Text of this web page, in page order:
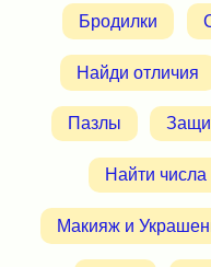
Бродилки
Найди отличия
Пазлы
Найти числа
Макияж и